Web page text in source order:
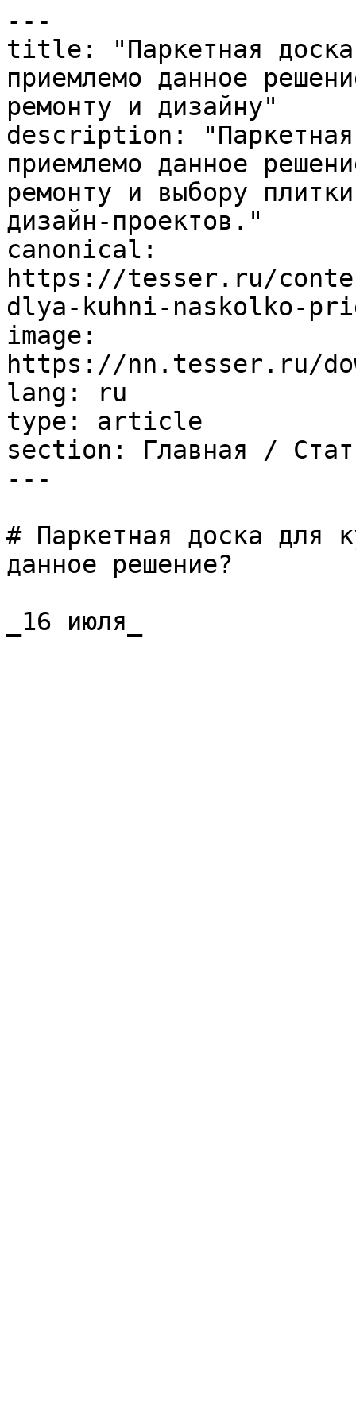
---
title: "Паркетная доска
приемлемо данное
ремонту и дизайну"
description: "Паркетная
приемлемо данное
ремонту и выбору
дизайн-проектов."
canonical:
https://tesser.ru/
dlya-kuhni-naskolko-
image:
https://nn.tesser.ru/
lang: ru
type: article
section: Главная /
---
# Паркетная доска для
данное решение?
_16 июля_